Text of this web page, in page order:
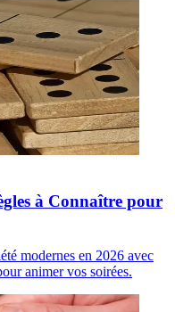
à Connaître pour
modernes en 2026 avec
animer vos soirées.